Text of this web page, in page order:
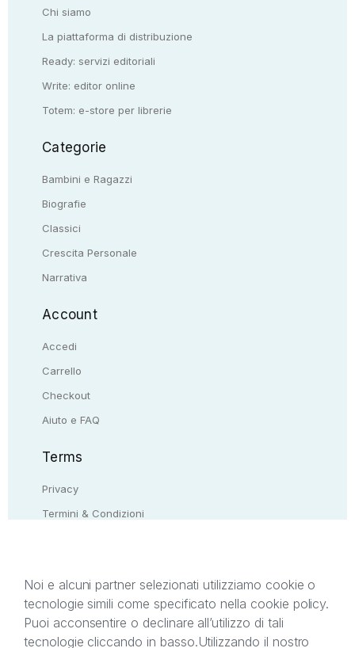
Chi siamo
La piattaforma di distribuzione
Ready: servizi editoriali
Write: editor online
Totem: e-store per librerie
Categorie
Bambini e Ragazzi
Biografie
Classici
Crescita Personale
Narrativa
Account
Accedi
Carrello
Checkout
Aiuto e FAQ
Terms
Privacy
Termini & Condizioni
Il presente sito web è di proprietà di StreetLib S.r.l.
Noi e alcuni partner selezionati utilizziamo cookie o
tecnologie simili come specificato nella cookie policy.
Puoi acconsentire o declinare all’utilizzo di tali
tecnologie cliccando in basso.Utilizzando il nostro